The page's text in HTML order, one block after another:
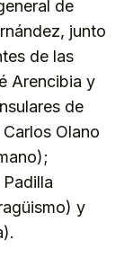
de
junto
de las
Arencibia y
de
Olano
y